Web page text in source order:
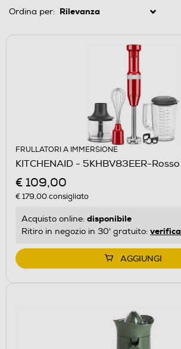
Ordina per:
FRULLATORI A IMMERSIONE
KITCHENAID - 5KHBV83EER-Rosso
€ 109,00
€ 179,00consigliato
Acquisto online: disponibile
Ritiro in negozio in 30' gratuito: verifica
AGGIUNGI